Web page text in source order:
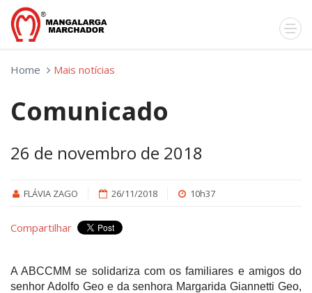
Home Mais notícias
Comunicado
26 de novembro de 2018
FLÁVIA ZAGO 26/11/2018 10h37
Compartilhar
A ABCCMM se solidariza com os familiares e amigos do
senhor Adolfo Geo e da senhora Margarida Giannetti Geo,